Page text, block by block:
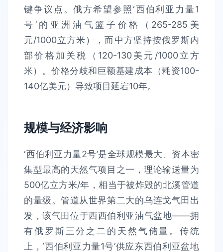
键争议点。俄方希望参照‘西伯利亚力量1
号’的亚洲油气篮子价格（265-285美
元/1000立方米），而中方坚持按俄罗斯内
部价格加关税（120-130美元/1000立方
米）。价格分歧和巨额基建成本（耗资100-
140亿美元）导致项目延宕10年。
规模与经济影响
‘西伯利亚力量2号’是全球规模最大、资本密
集型最高的天然气项目之一，理论输送量为
500亿立方米/年，相当于被炸毁的北溪管道
的量级。管道从世界第二大的乌连戈气田出
发，该气田位于西西伯利亚油气盆地——拥
有俄罗斯三分之二的天然气储量。传统
上，‘西伯利亚力量1号’供应东西伯利亚盆地